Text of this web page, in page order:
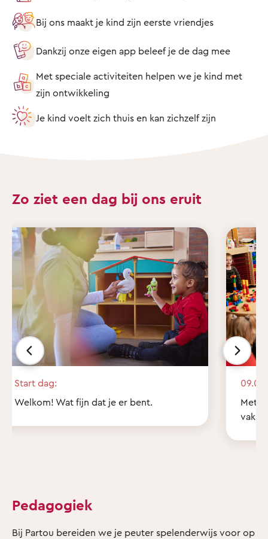
Bij ons maakt je kind zijn eerste vriendjes
Dankzij onze eigen app beleef je de dag mee
Met speciale activiteiten helpen we je kind met
zijn ontwikkeling
Je kind voelt zich thuis en kan zichzelf zijn
Zo ziet een dag bij ons eruit
Start dag:
Welkom! Wat fijn dat je er bent.
09.00
Met
Pedagogiek
Bij Partou bereiden we je peuter spelenderwijs voor op